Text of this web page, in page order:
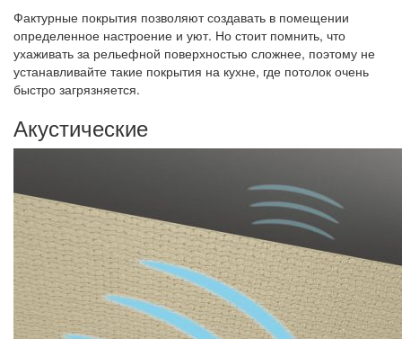
Фактурные покрытия позволяют создавать в помещении
определенное настроение и уют. Но стоит помнить, что
ухаживать за рельефной поверхностью сложнее, поэтому не
устанавливайте такие покрытия на кухне, где потолок очень
быстро загрязняется.
Акустические